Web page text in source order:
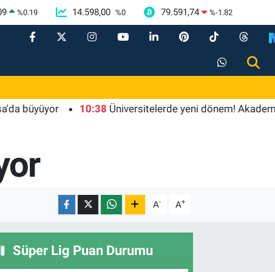
%0.19 14.598,00 %0 79.591,74 %-1.82
10:38 Üniversitelerde yeni dönem! Akademik
A- A+
Süper Lig Puan Durumu